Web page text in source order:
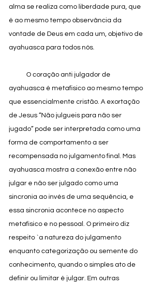
alma se realiza como liberdade pura, que
é ao mesmo tempo observância da
vontade de Deus em cada um, objetivo de
ayahuasca para todos nós.
ayahuasca é metafisico ao mesmo tempo
que essencialmente cristão. A exortação
de Jesus “Não julgueis para não ser
jugado” pode ser interpretada como uma
forma de comportamento a ser
recompensada no julgamento final. Mas
ayahuasca mostra a conexão entre não
julgar e não ser julgado como uma
sincronia ao invés de uma sequência, e
essa sincronia acontece no aspecto
metafisico e no pessoal. O primeiro diz
respeito `a natureza do julgamento
enquanto categorização ou semente do
conhecimento, quando o simples ato de
definir ou limitar é julgar. Em outras